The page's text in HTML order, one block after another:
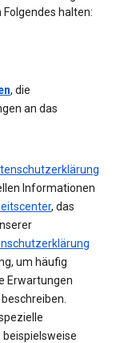
Folgendes halten:
, die
an das
Informationen
, das
um häufig
Erwartungen